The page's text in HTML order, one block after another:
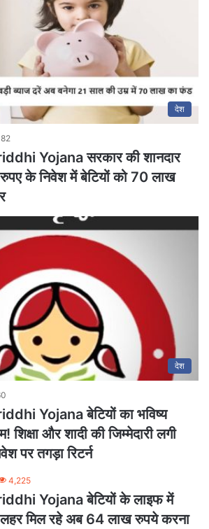
देश
82
Yojana सरकार की शानदार
के निवेश में बेटियों को 70 लाख
देश
Yojana बेटियों का भविष्य
और शादी की जिम्मेदारी लगी
पर तगड़ा रिटर्न
4,225
Yojana बेटियों के लाइफ में
लहर मिल रहे अब 64 लाख रुपये करना